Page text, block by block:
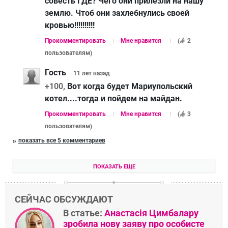
землю. Чтоб они захлебнулись своей
кровью!!!!!!!!!!
Прокомментировать Мне нравится (
2
пользователям)
Гость 11 лет назад
+100, Вот когда будет Мариупольский
котел....тогда и пойдем на майдан.
Прокомментировать Мне нравится (
3
пользователям)
показать все 5 комментариев
ПОКАЗАТЬ ЕЩЕ
СЕЙЧАС ОБСУЖДАЮТ
В статье: Анастасія Цимбалару
зробила нову заяву про особисте